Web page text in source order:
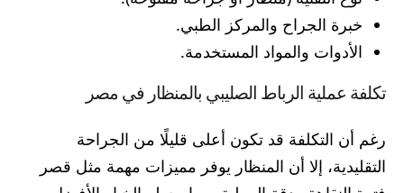
خبرة الجراح والمركز الطبي.
الأدوات والمواد المستخدمة.
تكلفة عملية الرباط الصليبي بالمنظار في مصر
رغم أن التكلفة قد تكون أعلى قليلًا من الجراحة
التقليدية، إلا أن المنظار يوفر مميزات مهمة مثل قصر